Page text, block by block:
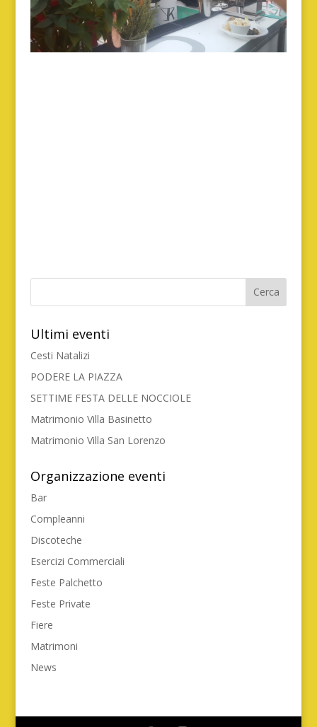
Ultimi eventi
Cesti Natalizi
PODERE LA PIAZZA
SETTIME FESTA DELLE NOCCIOLE
Matrimonio Villa Basinetto
Matrimonio Villa San Lorenzo
Organizzazione eventi
Bar
Compleanni
Discoteche
Esercizi Commerciali
Feste Palchetto
Feste Private
Fiere
Matrimoni
News